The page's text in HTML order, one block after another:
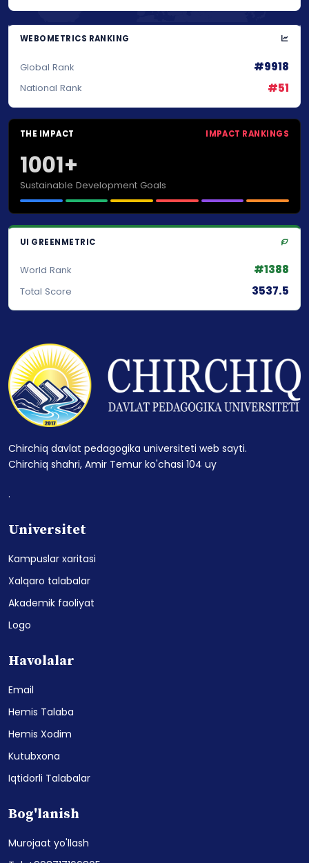
WEBOMETRICS RANKING
Global Rank #9918
National Rank #51
THE IMPACT IMPACT RANKINGS
1001+
Sustainable Development Goals
UI GREENMETRIC
World Rank #1388
Total Score 3537.5
Chirchiq davlat pedagogika universiteti web sayti.
Chirchiq shahri, Amir Temur ko'chasi 104 uy
.
Universitet
Kampuslar xaritasi
Xalqaro talabalar
Akademik faoliyat
Logo
Havolalar
Email
Hemis Talaba
Hemis Xodim
Kutubxona
Iqtidorli Talabalar
Bog'lanish
Murojaat yo'llash